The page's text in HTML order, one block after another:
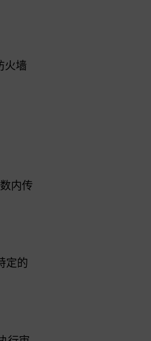
火墙
内传
定的